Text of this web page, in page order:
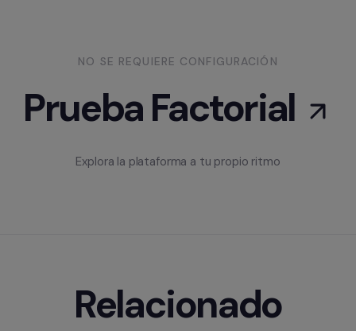
NO SE REQUIERE CONFIGURACIÓN
Prueba Factorial
Explora la plataforma a tu propio ritmo
Relacionado